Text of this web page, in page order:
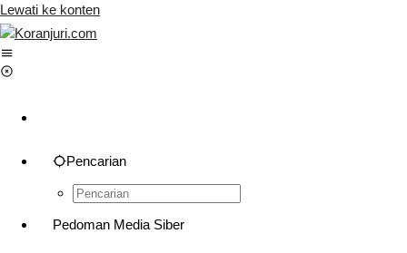
Lewati ke konten
Pencarian
Pedoman Media Siber